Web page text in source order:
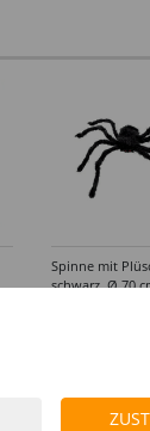
Spinne mit
schwarz, Ø 70